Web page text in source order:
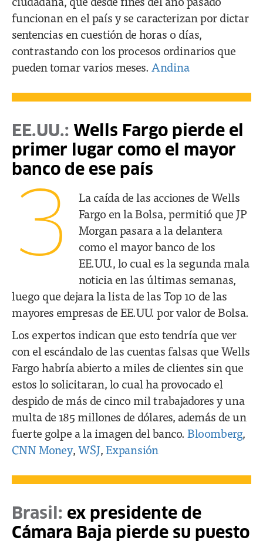
funcionan en el país y se caracterizan por dictar
sentencias en cuestión de horas o días,
contrastando con los procesos ordinarios que
pueden tomar varios meses. Andina
EE.UU.: Wells Fargo pierde el
primer lugar como el mayor
banco de ese país
3
La caída de las acciones de Wells
Fargo en la Bolsa, permitió que JP
Morgan pasara a la delantera
como el mayor banco de los
EE.UU., lo cual es la segunda mala
noticia en las últimas semanas,
luego que dejara la lista de las Top 10 de las
mayores empresas de EE.UU. por valor de Bolsa.
Los expertos indican que esto tendría que ver
con el escándalo de las cuentas falsas que Wells
Fargo habría abierto a miles de clientes sin que
estos lo solicitaran, lo cual ha provocado el
despido de más de cinco mil trabajadores y una
multa de 185 millones de dólares, además de un
fuerte golpe a la imagen del banco. Bloomberg,
CNN Money,WSJ,Expansión
Brasil: ex presidente de
Cámara Baja pierde su puesto